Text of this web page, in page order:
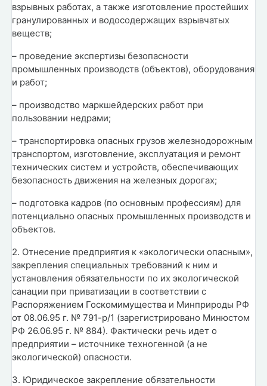
взрывных работах, а также изготовление простейших
гранулированных и водосодержащих взрывчатых
веществ;
– проведение экспертизы безопасности
промышленных производств (объектов), оборудования
и работ;
– производство маркшейдерских работ при
пользовании недрами;
– транспортировка опасных грузов железнодорожным
транспортом, изготовление, эксплуатация и ремонт
технических систем и устройств, обеспечивающих
безопасность движения на железных дорогах;
– подготовка кадров (по основным профессиям) для
потенциально опасных промышленных производств и
объектов.
2. Отнесение предприятия к «экологически опасным»,
закрепления специальных требований к ним и
установления обязательности по их экологической
санации при приватизации в соответствии с
Распоряжением Госкомимущества и Минприроды РФ
от 08.06.95 г. № 791-р/1 (зарегистрировано Минюстом
РФ 26.06.95 г. № 884). Фактически речь идет о
предприятии – источнике техногенной (а не
экологической) опасности.
3. Юридическое закрепление обязательности